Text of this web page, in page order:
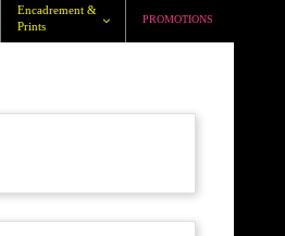
Encadrement &
Prints
PROMOTIONS